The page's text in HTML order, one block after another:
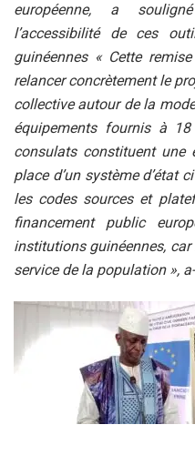
européenne, a
l’accessibilité de ces
guinéennes « Cette
relancer concrètement le
collective autour de la
équipements fournis à
consulats constituent une
place d’un système d’état
les codes sources et
financement public
institutions guinéennes,
service de la population »,